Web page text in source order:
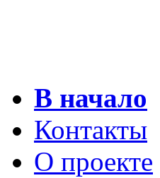
В начало
Контакты
О проекте